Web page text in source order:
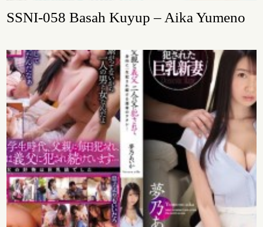
SSNI-058 Basah Kuyup – Aika Yumeno